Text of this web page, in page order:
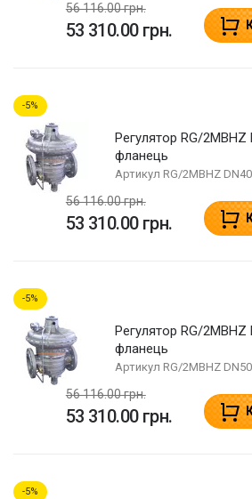
53 310.00 грн.
56 116.00 грн.
5
Регулятор RG/2MBHZ DN40 (0,8...3 bar)
фланець
Артикул RG/2MBHZ
53 310.00 грн.
56 116.00 грн.
5
Регулятор RG/2MBHZ DN50 (0,8...3 bar)
фланець
Артикул RG/2MBHZ
53 310.00 грн.
56 116.00 грн.
5